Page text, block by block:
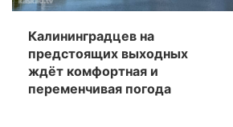
Калининградцев на
предстоящих выходных
ждёт комфортная и
переменчивая погода